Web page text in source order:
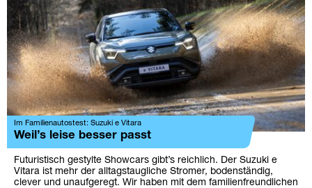
Im Familienautostest: Suzuki e Vitara
Weil’s leise besser passt
Futuristisch gestylte Showcars gibt’s reichlich. Der Suzuki e
Vitara ist mehr der alltagstaugliche Stromer, bodenständig,
clever und unaufgeregt. Wir haben mit dem familienfreundlichen